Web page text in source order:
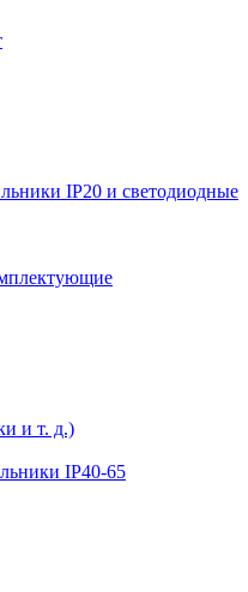
IP20 и светодиодные
и т. д.)
IP40-65